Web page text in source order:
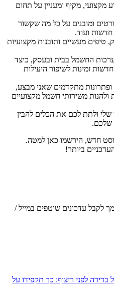
מקיף ומעניין על תחום
ומובנים על כל מה שקשור
חדשות ועוד.
טיפים מעשיים ותובנות מקצועיות
החשמל בבית ובעסק, כיצד
זמינות לשיפור היעילות
ופתרונות מתקדמים שאני מבצע,
משירותי חשמל מקצועיים
שלי ולתת לכם את הכלים להבין
שלכם.
חדש, הירשמו כאן למטה.
ביותר!
לקבל עדכונים שוטפים במייל /